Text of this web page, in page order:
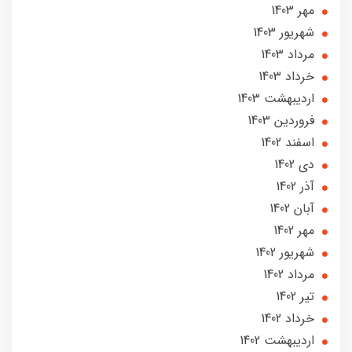
مهر 1403
شهریور 1403
مرداد 1403
خرداد 1403
ارديبهشت 1403
فروردین 1403
اسفند 1402
دی 1402
آذر 1402
آبان 1402
مهر 1402
شهریور 1402
مرداد 1402
تير 1402
خرداد 1402
ارديبهشت 1402